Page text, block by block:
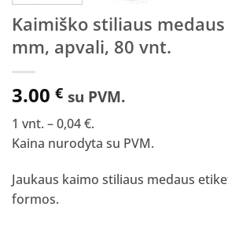
Kaimiško stiliaus
mm, apvali, 80 vnt.
3.00 € su PVM.
1 vnt. – 0,04 €.
Kaina nurodyta su PVM.
Jaukaus kaimo stiliaus medaus
formos.